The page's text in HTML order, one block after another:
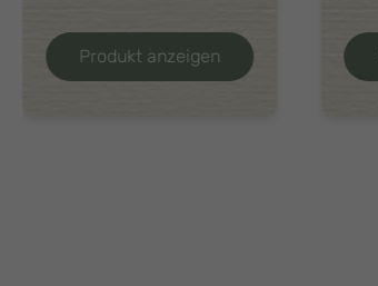
Produkt anzeigen